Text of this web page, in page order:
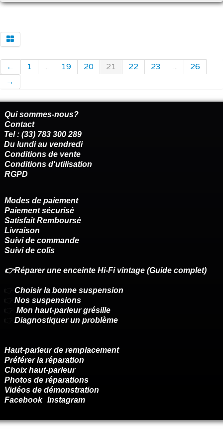
← 1 ... 19 20 21 22 23 ...
26
→
Qui sommes-nous?
Contact
Tel : (33) 783 300 289
Du lundi au vendredi
Conditions de vente
Conditions d'utilisation
RGPD
Modes de paiement
Paiement sécurisé
Satisfait Remboursé
Livraison
Suivi de commande
Suivi de colis
👉Réparer une enceinte Hi-Fi vintage (Guide complet)
👉 Choisir la bonne suspension
👉 Nos suspensions
👉 Mon haut-parleur grésille
👉 Diagnostiquer un problème
Haut-parleur de remplacement
Préférer la réparation
Choix haut-parleur
Photos de réparations
Vidéos de démonstration
Facebook Instagram